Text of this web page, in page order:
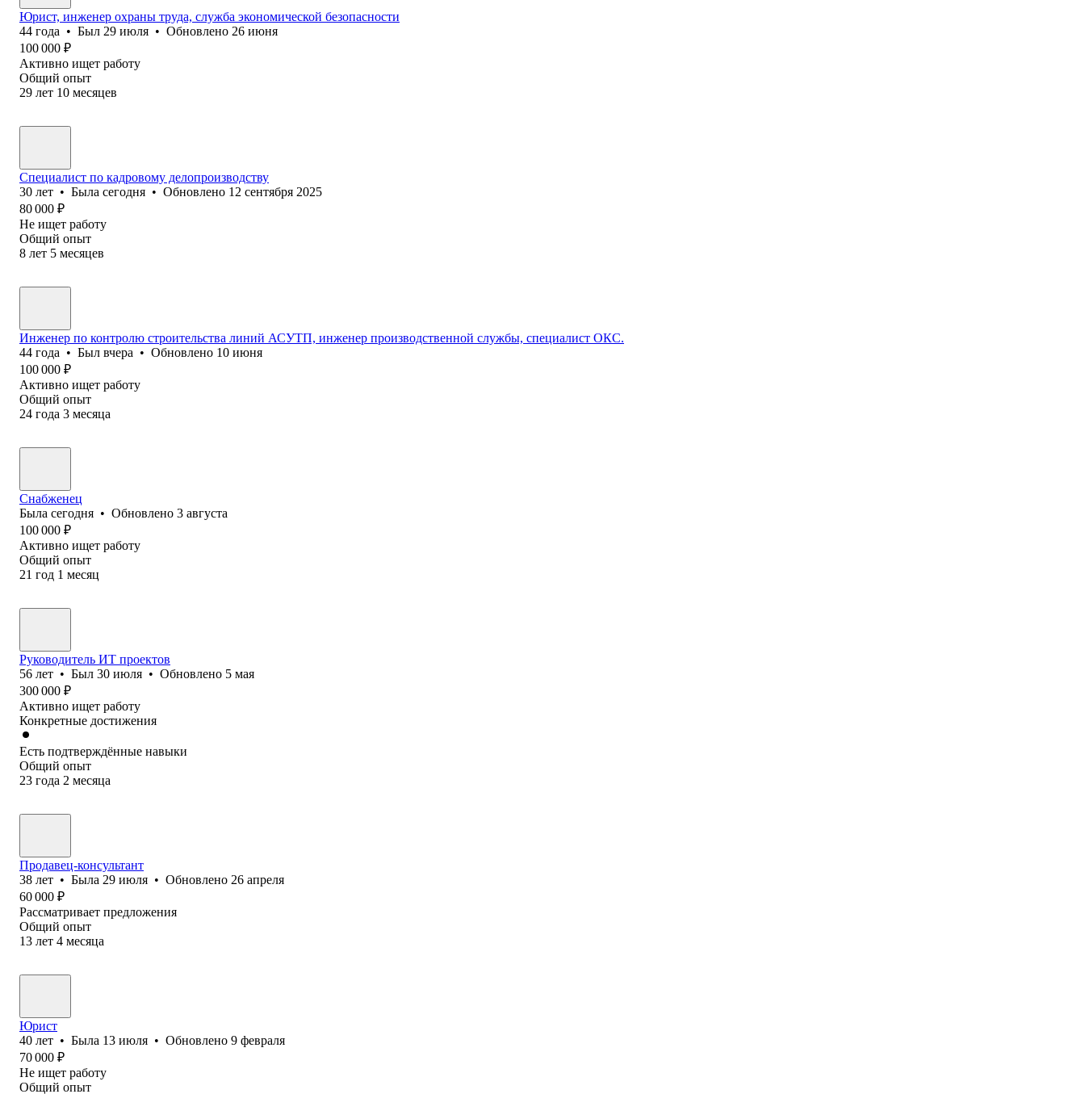
Юрист, инженер охраны труда, служба экономической безопасности
44 года • Был 29 июля • Обновлено 26 июня
100 000 ₽
Активно ищет работу
Общий опыт
29 лет 10 месяцев
Специалист по кадровому делопроизводству
30 лет • Была сегодня • Обновлено 12 сентября 2025
80 000 ₽
Не ищет работу
Общий опыт
8 лет 5 месяцев
Инженер по контролю строительства линий АСУТП, инженер производственной службы, специалист ОКС.
44 года • Был вчера • Обновлено 10 июня
100 000 ₽
Активно ищет работу
Общий опыт
24 года 3 месяца
Снабженец
Была сегодня • Обновлено 3 августа
100 000 ₽
Активно ищет работу
Общий опыт
21 год 1 месяц
Руководитель ИТ проектов
56 лет • Был 30 июля • Обновлено 5 мая
300 000 ₽
Активно ищет работу
Конкретные достижения
Есть подтверждённые навыки
Общий опыт
23 года 2 месяца
Продавец-консультант
38 лет • Была 29 июля • Обновлено 26 апреля
60 000 ₽
Рассматривает предложения
Общий опыт
13 лет 4 месяца
Юрист
40 лет • Была 13 июля • Обновлено 9 февраля
70 000 ₽
Не ищет работу
Общий опыт